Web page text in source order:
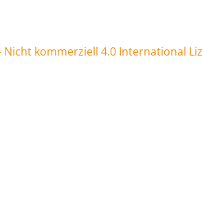
kommerziell 4.0 International